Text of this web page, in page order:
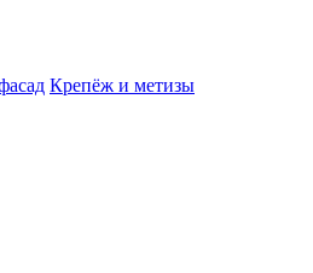
Крепёж и метизы